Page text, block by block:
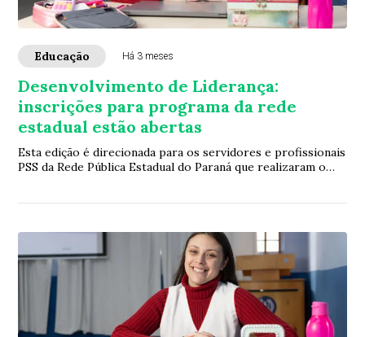
Educação Há 3 meses
Desenvolvimento de Liderança:
inscrições para programa da rede
estadual estão abertas
Esta edição é direcionada para os servidores e profissionais
PSS da Rede Pública Estadual do Paraná que realizaram o